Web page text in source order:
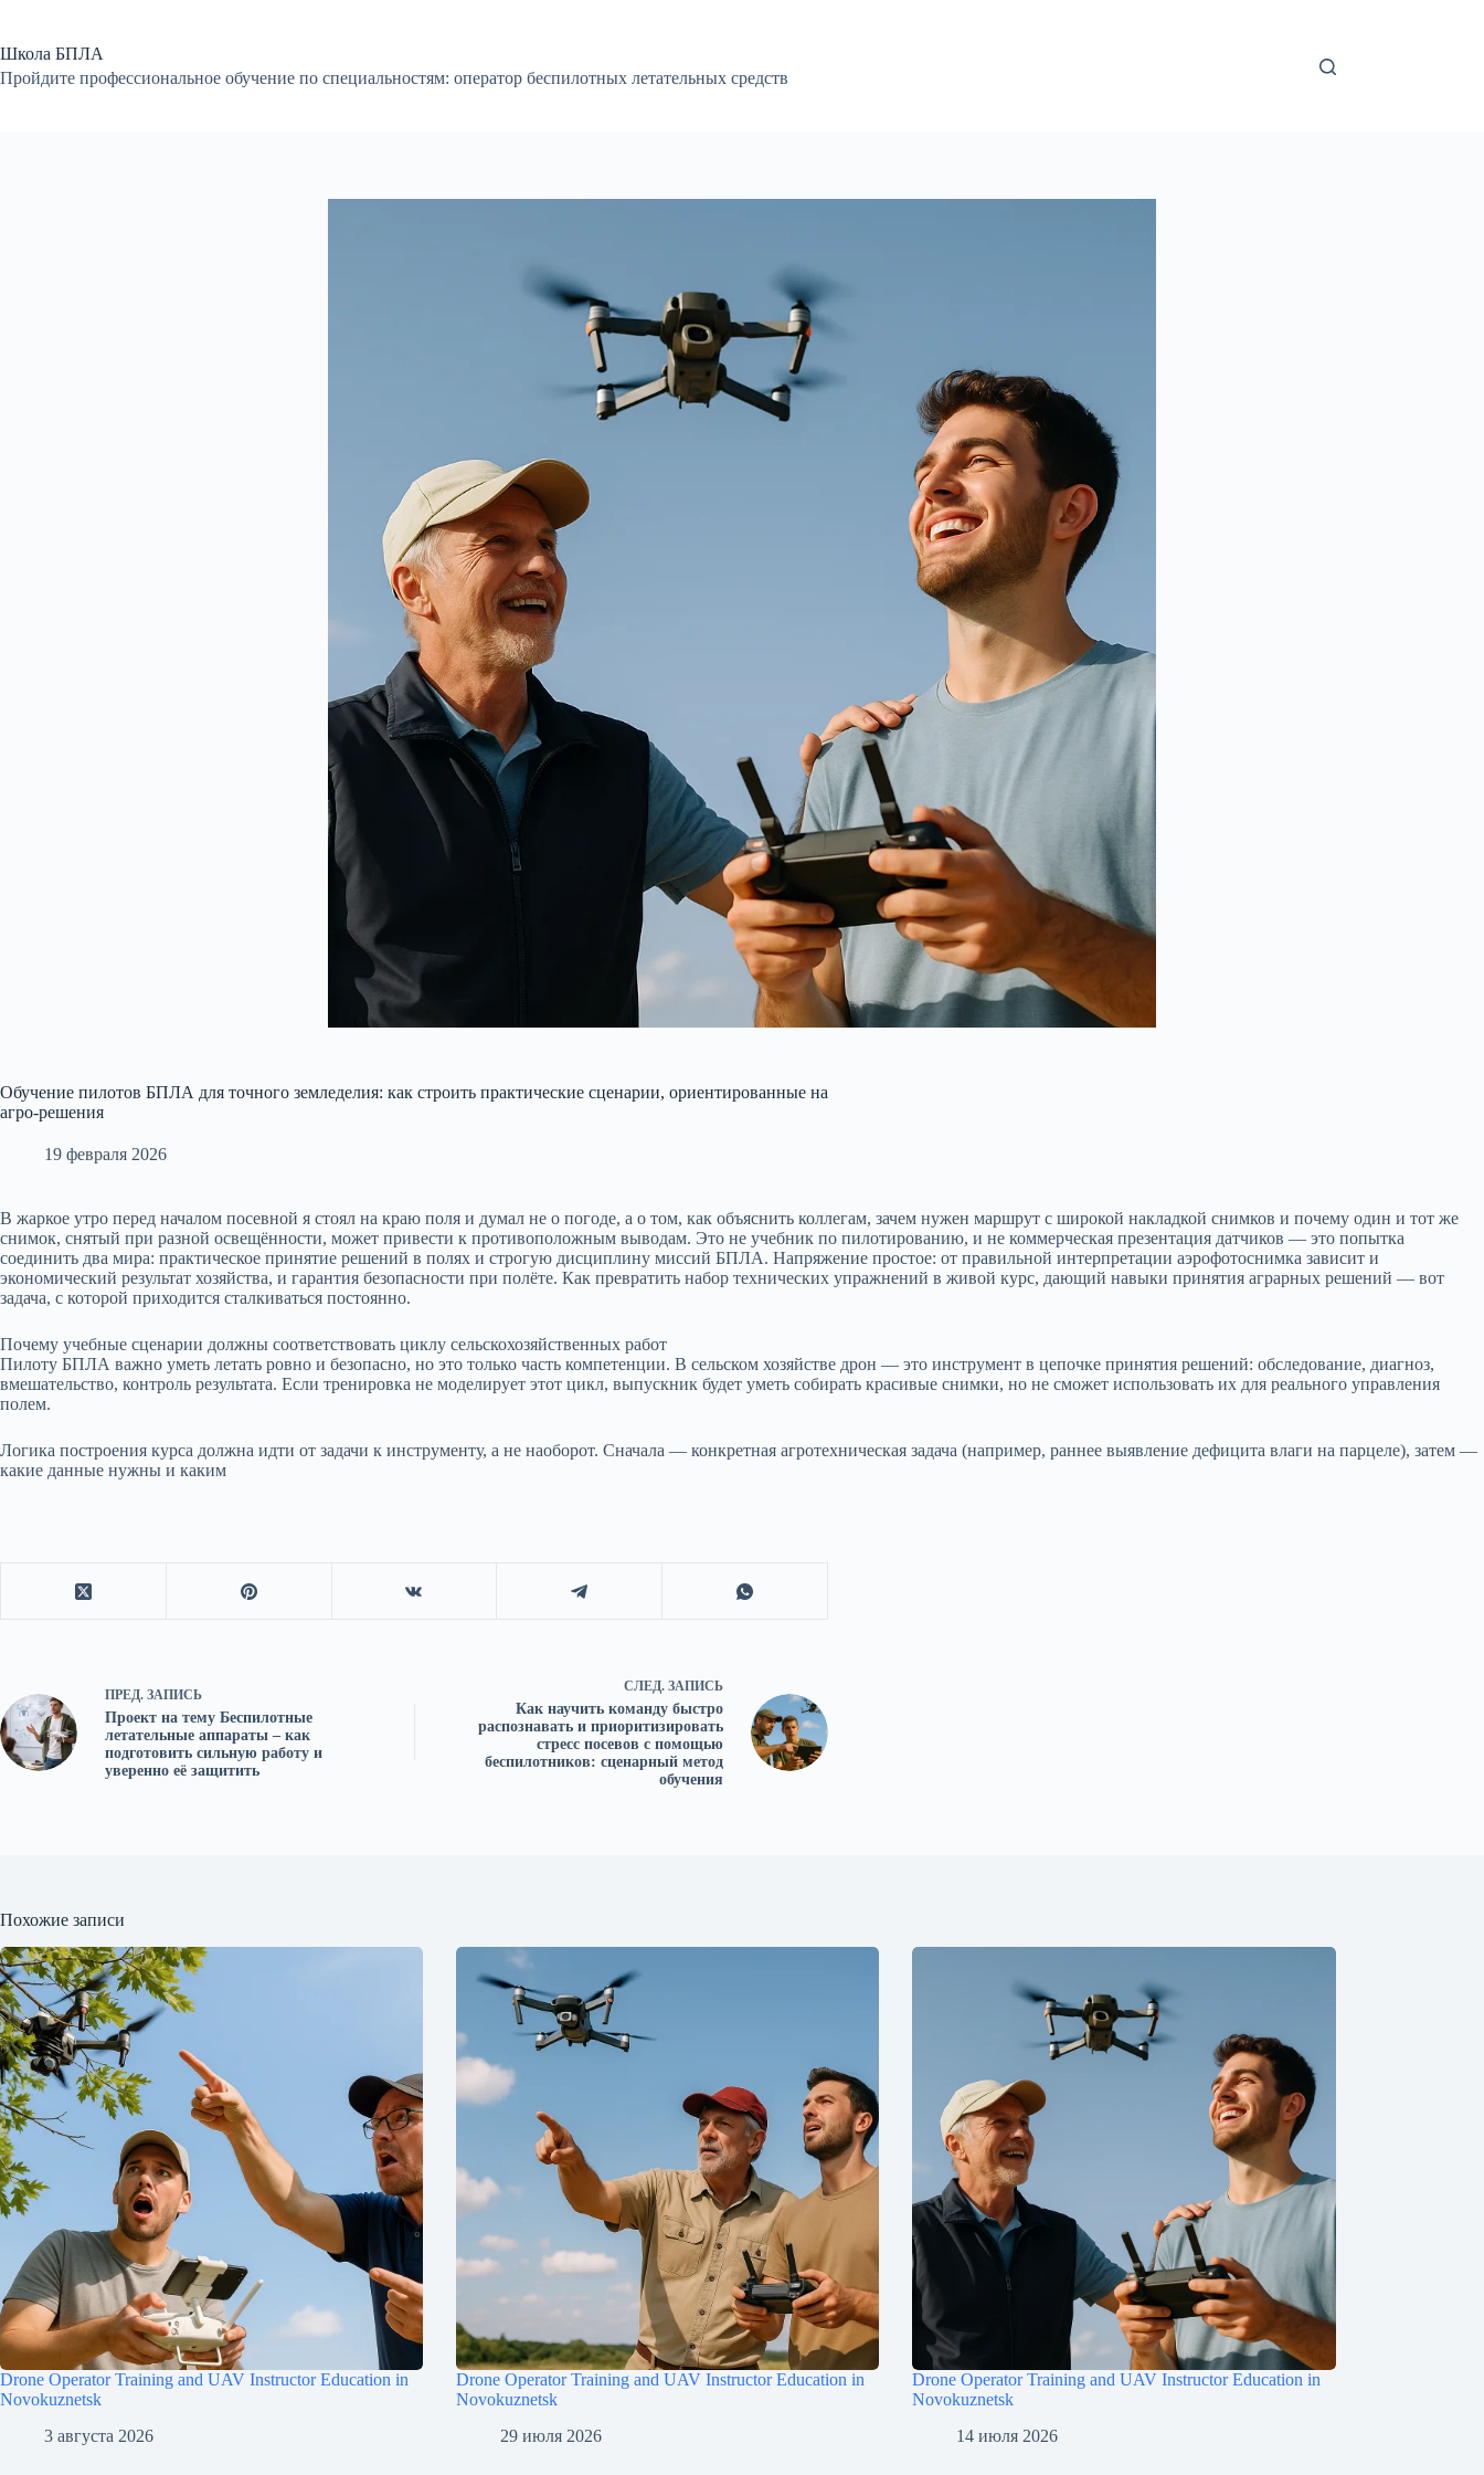
сути
Школа БПЛА
Пройдите профессиональное обучение по специальностям: оператор беспилотных летательных средств
Обучение пилотов БПЛА для точного земледелия: как строить практические сценарии, ориентированные на
агро‑решения
19 февраля 2026
В жаркое утро перед началом посевной я стоял на краю поля и думал не о погоде, а о том, как объяснить коллегам, зачем нужен маршрут с широкой накладкой снимков и почему один и тот же
снимок, снятый при разной освещённости, может привести к противоположным выводам. Это не учебник по пилотированию, и не коммерческая презентация датчиков — это попытка
соединить два мира: практическое принятие решений в полях и строгую дисциплину миссий БПЛА. Напряжение простое: от правильной интерпретации аэрофотоснимка зависит и
экономический результат хозяйства, и гарантия безопасности при полёте. Как превратить набор технических упражнений в живой курс, дающий навыки принятия аграрных решений — вот
задача, с которой приходится сталкиваться постоянно.
Почему учебные сценарии должны соответствовать циклу сельскохозяйственных работ
Пилоту БПЛА важно уметь летать ровно и безопасно, но это только часть компетенции. В сельском хозяйстве дрон — это инструмент в цепочке принятия решений: обследование, диагноз,
вмешательство, контроль результата. Если тренировка не моделирует этот цикл, выпускник будет уметь собирать красивые снимки, но не сможет использовать их для реального управления
полем.
Логика построения курса должна идти от задачи к инструменту, а не наоборот. Сначала — конкретная агротехническая задача (например, раннее выявление дефицита влаги на парцеле), затем —
какие данные нужны и каким
ПРЕД. ЗАПИСЬ
Проект на тему Беспилотные
летательные аппараты – как
подготовить сильную работу и
уверенно её защитить
СЛЕД. ЗАПИСЬ
Как научить команду быстро
распознавать и приоритизировать
стресс посевов с помощью
беспилотников: сценарный метод
обучения
Похожие записи
Drone Operator Training and UAV Instructor Education in
Novokuznetsk
3 августа 2026
Drone Operator Training and UAV Instructor Education in
Novokuznetsk
29 июля 2026
Drone Operator Training and UAV Instructor Education in
Novokuznetsk
14 июля 2026